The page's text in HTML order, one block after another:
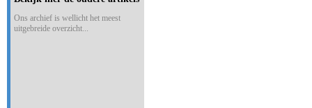
Ons archief is wellicht het meest
uitgebreide overzicht...